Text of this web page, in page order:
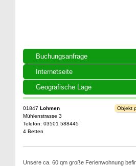
Buchungsanfrage
Internetseite
Geografische Lage
01847 Lohmen
Mühlenstrasse 3
Telefon: 03501 588445
4 Betten
Objekt
Unsere ca. 60 qm große Ferienwohnung